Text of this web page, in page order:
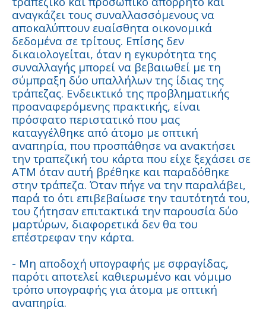
αναγκάζει τους συναλλασσόμενους να
αποκαλύπτουν ευαίσθητα οικονομικά
δεδομένα σε τρίτους. Επίσης δεν
δικαιολογείται, όταν η εγκυρότητα της
συναλλαγής μπορεί να βεβαιωθεί με τη
σύμπραξη δύο υπαλλήλων της ίδιας της
τράπεζας. Ενδεικτικό της προβληματικής
προαναφερόμενης πρακτικής, είναι
πρόσφατο περιστατικό που μας
καταγγέλθηκε από άτομο με οπτική
αναπηρία, που προσπάθησε να ανακτήσει
την τραπεζική του κάρτα που είχε ξεχάσει σε
ATM όταν αυτή βρέθηκε και παραδόθηκε
στην τράπεζα. Όταν πήγε να την παραλάβει,
παρά το ότι επιβεβαίωσε την ταυτότητά του,
του ζήτησαν επιτακτικά την παρουσία δύο
μαρτύρων, διαφορετικά δεν θα του
επέστρεφαν την κάρτα.
- Μη αποδοχή υπογραφής με σφραγίδας,
παρότι αποτελεί καθιερωμένο και νόμιμο
τρόπο υπογραφής για άτομα με οπτική
αναπηρία.